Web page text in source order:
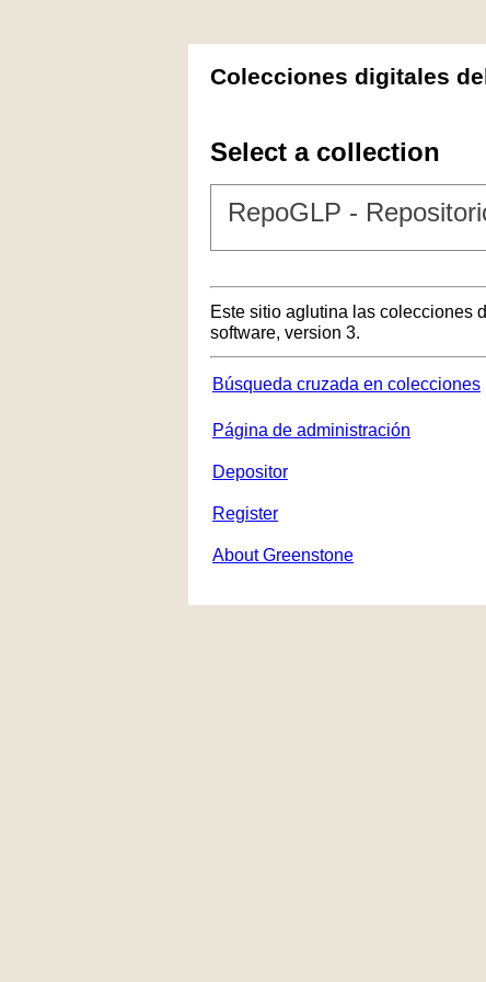
Colecciones digitales
Select a collection
RepoGLP -
Este sitio aglutina las colecciones
software, version 3.
Búsqueda cruzada en colecciones
Página de administración
Depositor
Register
About Greenstone